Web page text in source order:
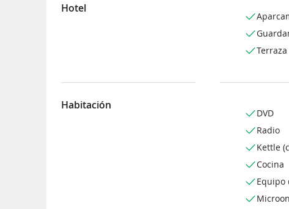
Hotel
Terraza
Habitación
DVD
Radio
Kettle
Cocina
Equipo